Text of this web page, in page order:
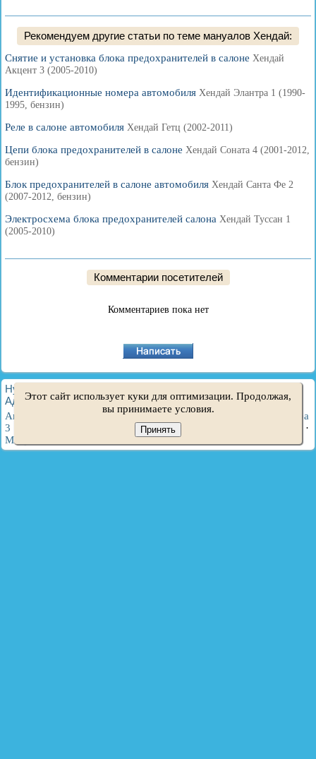
Рекомендуем другие статьи по теме мануалов Хендай:
Снятие и установка блока предохранителей в салоне Хендай
Акцент 3 (2005-2010)
Идентификационные номера автомобиля Хендай Элантра 1 (1990-
1995, бензин)
Реле в салоне автомобиля Хендай Гетц (2002-2011)
Цепи блока предохранителей в салоне Хендай Соната 4 (2001-2012,
бензин)
Блок предохранителей в салоне автомобиля Хендай Санта Фе 2
(2007-2012, бензин)
Электросхема блока предохранителей салона Хендай Туссан 1
(2005-2010)
Комментарии посетителей
Комментариев пока нет
HyundaiBook.ru © 2018-2026
·
Администрация·Поиск по сайту·Владельцам Хендай
Акцент 1 ·Акцент 3·Элантра 1·
Элантра
3
Соната 4·Санта Фе 2
·
Матрикс
Этот сайт использует куки для оптимизации. Продолжая,
вы принимаете условия.
Принять